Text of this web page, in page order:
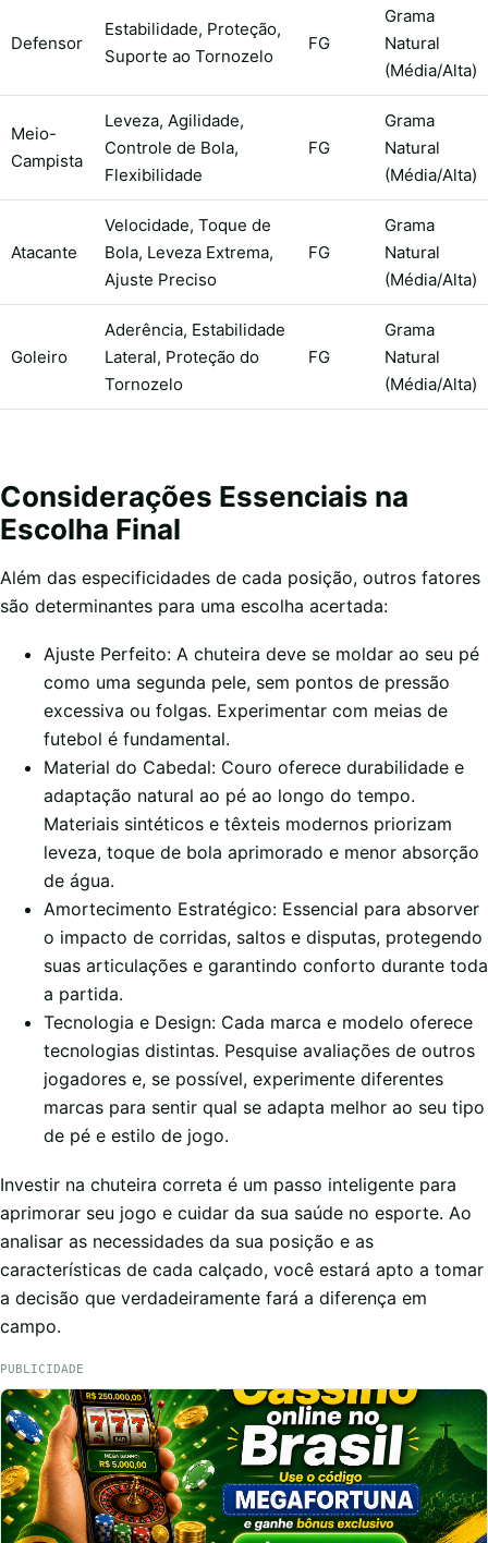
Defensor
Estabilidade, Proteção,
Suporte ao Tornozelo
FG
Grama
Natural
(Média/Alta)
Meio-
Campista
Leveza, Agilidade,
Controle de Bola,
Flexibilidade
FG
Grama
Natural
(Média/Alta)
Atacante
Velocidade, Toque de
Bola, Leveza Extrema,
Ajuste Preciso
FG
Grama
Natural
(Média/Alta)
Goleiro
Aderência, Estabilidade
Lateral, Proteção do
Tornozelo
FG
Grama
Natural
(Média/Alta)
Considerações Essenciais na
Escolha Final
Além das especificidades de cada posição, outros fatores
são determinantes para uma escolha acertada:
Ajuste Perfeito: A chuteira deve se moldar ao seu pé
como uma segunda pele, sem pontos de pressão
excessiva ou folgas. Experimentar com meias de
futebol é fundamental.
Material do Cabedal: Couro oferece durabilidade e
adaptação natural ao pé ao longo do tempo.
Materiais sintéticos e têxteis modernos priorizam
leveza, toque de bola aprimorado e menor absorção
de água.
Amortecimento Estratégico: Essencial para absorver
o impacto de corridas, saltos e disputas, protegendo
suas articulações e garantindo conforto durante toda
a partida.
Tecnologia e Design: Cada marca e modelo oferece
tecnologias distintas. Pesquise avaliações de outros
jogadores e, se possível, experimente diferentes
marcas para sentir qual se adapta melhor ao seu tipo
de pé e estilo de jogo.
Investir na chuteira correta é um passo inteligente para
aprimorar seu jogo e cuidar da sua saúde no esporte. Ao
analisar as necessidades da sua posição e as
características de cada calçado, você estará apto a tomar
a decisão que verdadeiramente fará a diferença em
campo.
PUBLICIDADE